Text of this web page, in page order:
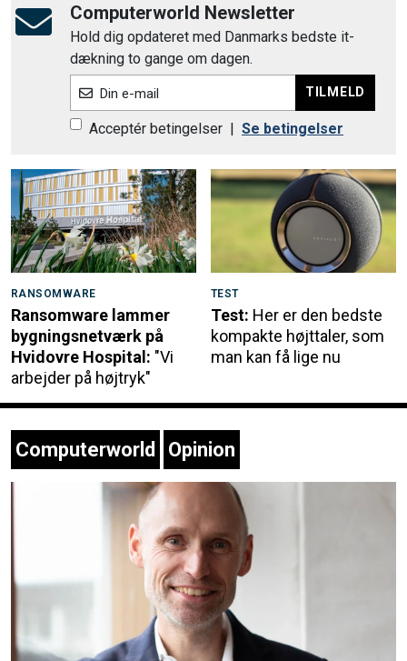
Computerworld Newsletter
Hold dig opdateret med Danmarks bedste it-
dækning to gange om dagen.
Din e-mail TILMELD
Acceptér betingelser | Se betingelser
RANSOMWARE
Ransomware lammer
bygningsnetværk på
Hvidovre Hospital: "Vi
arbejder på højtryk"
TEST
Test: Her er den bedste
kompakte højttaler, som
man kan få lige nu
Computerworld Opinion